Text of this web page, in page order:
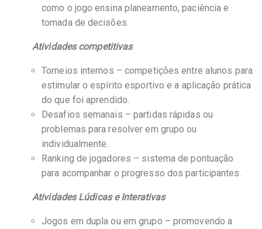
como o jogo ensina planeamento, paciência e
tomada de decisões.
Atividades competitivas
Torneios internos – competições entre alunos para
estimular o espírito esportivo e a aplicação prática
do que foi aprendido.
Desafios semanais – partidas rápidas ou
problemas para resolver em grupo ou
individualmente.
Ranking de jogadores – sistema de pontuação
para acompanhar o progresso dos participantes.
Atividades Lúdicas e Interativas
Jogos em dupla ou em grupo – promovendo a